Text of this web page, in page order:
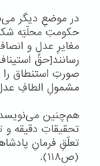
در موضعِ دیگر
حکومتِ محلّیّه
مغایرِ عدل و
رسانند[حقِّ
صورتِ استنطاق را
مشمولِ الطافِ عدل
هم‌چنین
تحقیقاتِ دقیقه
تعلّقِ فرمانِ
(ص۱۱۸).